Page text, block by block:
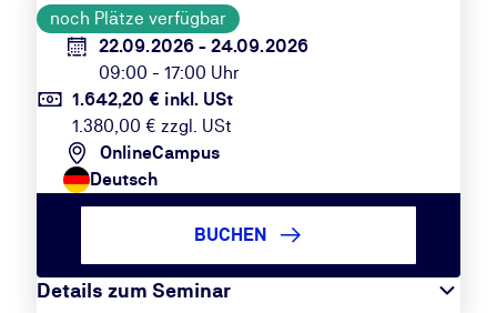
noch Plätze verfügbar
22.09.2026 - 24.09.2026
09:00 - 17:00 Uhr
1.642,20 € inkl. USt
1.380,00 € zzgl. USt
OnlineCampus
Deutsch
Details zum Seminar
BUCHEN